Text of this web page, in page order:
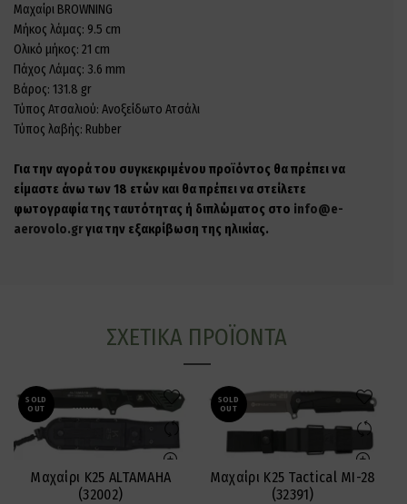
Μαχαίρι BROWNING
Μήκος λάμας: 9.5 cm
Ολικό μήκος: 21 cm
Πάχος Λάμας: 3.6 mm
Βάρος: 131.8 gr
Τύπος Ατσαλιού: Ανοξείδωτο Ατσάλι
Τύπος λαβής: Rubber
Για την αγορά του συγκεκριμένου προϊόντος θα πρέπει να
είμαστε άνω των 18 ετών και θα πρέπει να στείλετε
φωτογραφία της ταυτότητας ή διπλώματος στο info@e-
aerovolo.grγια την εξακρίβωση της ηλικίας.
ΣΧΕΤΙΚΆ ΠΡΟΪΌΝΤΑ
SOLD
OUT
Μαχαίρι K25 ALTAMAHA
(32002)
SOLD
OUT
Μαχαίρι K25 Tactical MI-28
(32391)